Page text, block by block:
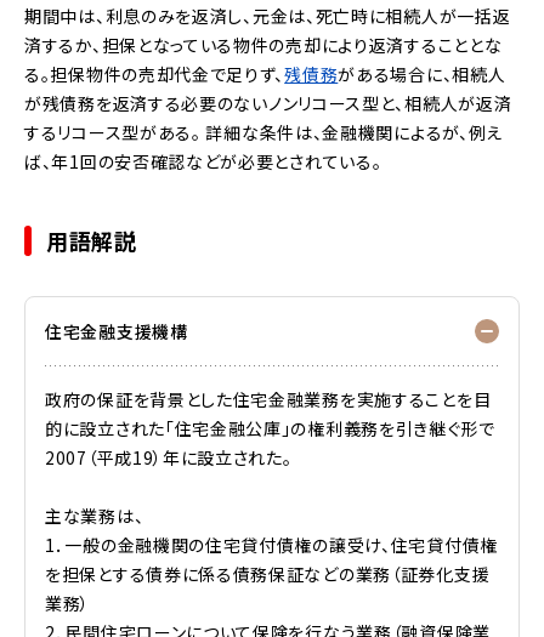
期間中は、利息のみを返済し、元金は、死亡時に相続人が一括返
済するか、担保となっている物件の売却により返済することとな
る。担保物件の売却代金で足りず、残債務がある場合に、相続人
が残債務を返済する必要のないノンリコース型と、相続人が返済
する リコース型がある。 詳細な条件は、金融機関によるが、例え
ば、年1回の安否確認などが必要とされている。
用語解説
住宅金融支援機構
政府の保証を背景とした住宅金融業務を実施することを目
的に設立された「住宅金融公庫」の権利義務を引き継ぐ形で
2007（平成19）年に設立された。
主な業務は、
1．一般の金融機関の住宅貸付債権の譲受け、住宅貸付債権
を担保とする債券に係る債務保証などの業務（証券化支援
業務）
2．民間住宅ローンについて保険を行なう業務（融資保険業